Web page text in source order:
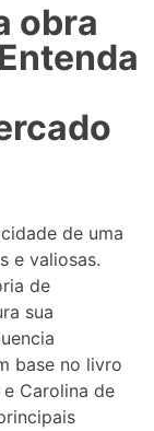
obra
de uma
e valiosas.
de
sua
base no livro
Carolina de